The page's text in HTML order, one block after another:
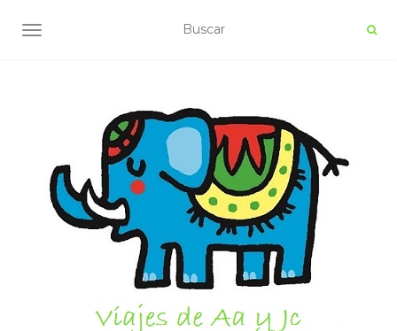
ALTERNAR NAVEGACIÓN